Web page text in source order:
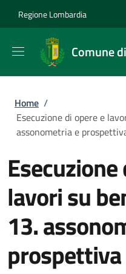
Regione Lombardia
Comune
Briciole di pane
Home /
Esecuzione di opere e
assonometria e
lavori su
13.